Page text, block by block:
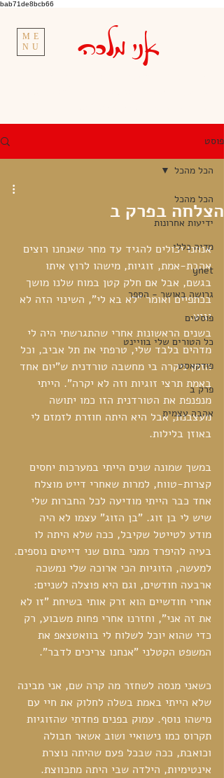
bab71de8bcb66
אני מלכה
ME
NU
פוסט
הכל מהכל
ידיעות אחרונות
מדיה כללי
ynet
גרושה באושר - הספר
פוסטים
כל הטורים שלי בוויינט
פודקאסט
פרק ב
אהבה עצמית
הכל מהכל
הצלחה בפרק ב
אנחנו יכולים להגיד עד מחר שאנחנו רוצים
אהבת-אמת, זוגיות, מישהו לרוץ איתו
בגשם, אבל אם חלק קטן במוח שלנו מושך
בכתפיים ואומר "לא בא לי", השינוי הזה לא
יגיע.
בשנים הראשונות אחרי שהתגרשתי היה לי
מדהים בלבד שלי, טרפתי את תל אביב, וכל
הזמן ניקרה בי מחשבה טורדנית ש"יום אחד
באמת תרצי זוגיות וזה לא יקרה". הייתי
מנפנפת את הטורדנית הזו כמו יתושה
מעצבנת, אבל היא היתה חוזרת לזמזם לי
באוזן בלילות.
במשך שמונה שנים הייתי במערכות יחסים
קצרות-טווח, למרות שאחרי דייט מוצלח
אחד כבר הייתי מודיעה לכל החברות שלי
שיש לי בן זוג. "בן הזוג" עצמו לא היה
מודע לטייטל שקיבל, ככה שלא היתה לו
בעיה להיפרד ממני בתום שני דייטים נוספים.
למעשה, הזוגיות הכי ארוכה שלי נמשכה
ארבעה חודשים, וגם היא פוצלה לשניים:
אחרי חודשיים הוא זרק אותי בשיחת "זו לא
את זה אני", וחזרנו אחרי פחות משבוע, רק
כדי שהוא יוכל לשלוח לי בוואטצאפ את
המשפט הקטלני "אנחנו צריכים לדבר".
כשאני מנסה לשחזר מה קרה שם, אני מבינה
שלא הייתי באמת בשלה לחלוק את חיי עם
מישהו נוסף. עמוק בפנים פחדתי שהזוגיות
תקרוס כמו נישואיי ושוב אשאר חבולה
וכואבת, ככה שבכל פעם שהיתה נוצרת
אינטימיות, הילדה שבי היתה מתכווצת.